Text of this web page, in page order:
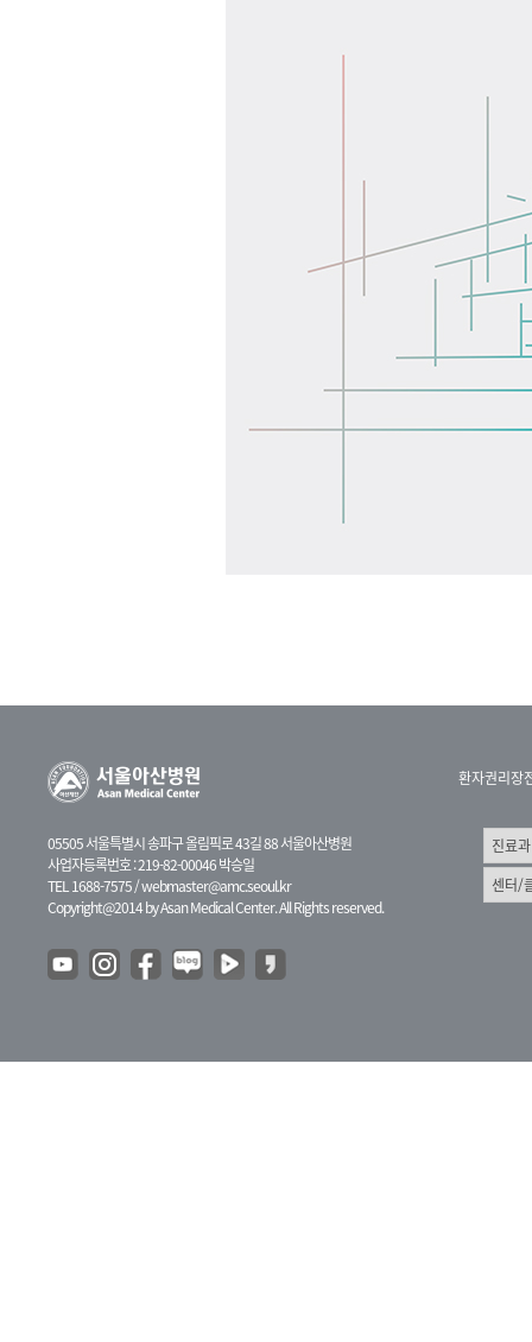
05505 서울특별시 송파구 올림픽로 43길 88 서울아산병원
사업자등록번호 : 219-82-00046 박승일
TEL 1688-7575 /webmaster@amc.seoul.kr
Copyright@2014 by Asan Medical Center. All Rights reserved.
환자권리장